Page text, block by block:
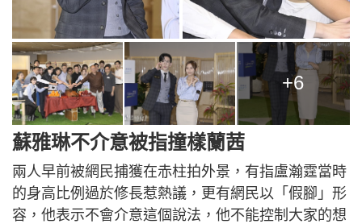
+6
蘇雅琳不介意被指撞樣蘭茜
兩人早前被網民捕獲在赤柱拍外景，有指盧瀚霆當時
的身高比例過於修長惹熱議，更有網民以「假腳」形
容，他表示不會介意這個說法，他不能控制大家的想